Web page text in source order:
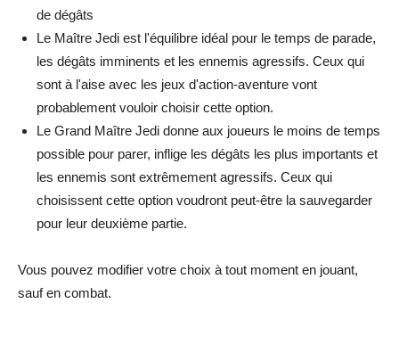
de dégâts
Le Maître Jedi est l'équilibre idéal pour le temps de parade,
les dégâts imminents et les ennemis agressifs. Ceux qui
sont à l'aise avec les jeux d'action-aventure vont
probablement vouloir choisir cette option.
Le Grand Maître Jedi donne aux joueurs le moins de temps
possible pour parer, inflige les dégâts les plus importants et
les ennemis sont extrêmement agressifs. Ceux qui
choisissent cette option voudront peut-être la sauvegarder
pour leur deuxième partie.
Vous pouvez modifier votre choix à tout moment en jouant,
sauf en combat.